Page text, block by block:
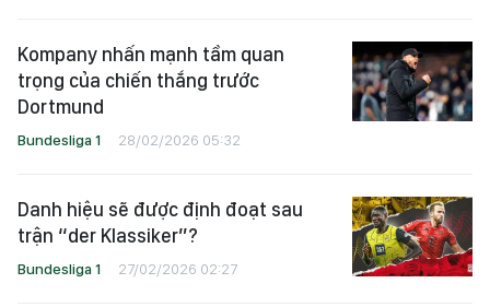
Kompany nhấn mạnh tầm quan
trọng của chiến thắng trước
Dortmund
Bundesliga 1 28/02/2026 05:32
Danh hiệu sẽ được định đoạt sau
trận “der Klassiker”?
Bundesliga 1 27/02/2026 02:27